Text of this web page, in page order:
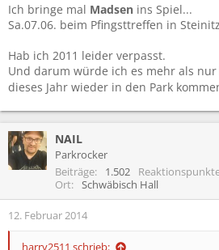
Ich bringe mal Madsen ins Spiel...
Sa.07.06. beim Pfingsttreffen in
Hab ich 2011 leider verpasst.
Und darum würde ich es mehr als
dieses Jahr wieder in den Park
NAIL
Parkrocker
Beiträge
1.502
Ort
Schwäbisch Hall
12. Februar 2014
harry2511 schrieb: